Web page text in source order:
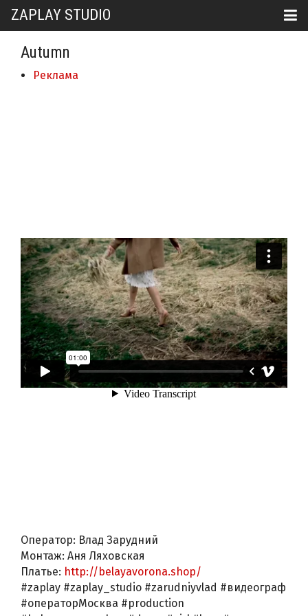
ZAPLAY STUDIO
Autumn
Реклама
Оператор: Влад Зарудний
Монтаж: Аня Ляховская
Платье: http://belayavorona.shop/
#zaplay #zaplay_studio #zarudniyvlad #видеограф
#операторМосква #production